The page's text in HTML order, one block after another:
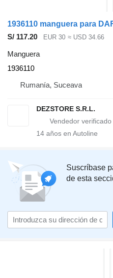
1936110 manguera para
S/ 117.20
EUR 30 ≈ USD 34.66
Manguera
1936110
Rumanía, Suceava
DEZSTORE S.R.L.
14 años en Autoline
Suscríbase
de esta